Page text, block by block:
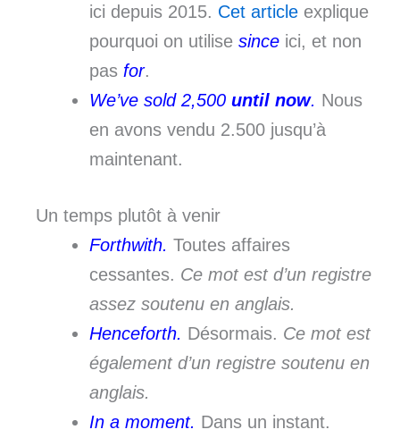
ici depuis 2015. Cet article explique
pourquoi on utilise since ici, et non
pas for.
We’ve sold 2,500 until now. Nous
en avons vendu 2.500 jusqu’à
maintenant.
Un temps plutôt à venir
Forthwith. Toutes affaires
cessantes. Ce mot est d’un registre
assez soutenu en anglais.
Henceforth. Désormais. Ce mot est
également d’un registre soutenu en
anglais.
In a moment. Dans un instant.